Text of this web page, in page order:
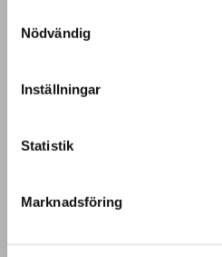
Nödvändig
Inställningar
Statistik
Marknadsföring